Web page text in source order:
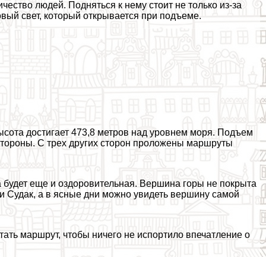
людей. Подняться к нему стоит не только из-за
свет, который открывается при подъеме.
достигает 473,8 метров над уровнем моря. Подъем
С трех других сторон проложены маршруты
будет еще и оздоровительная. Вершина горы не покрыта
а в ясные дни можно увидеть вершину самой
маршрут, чтобы ничего не испортило впечатление о